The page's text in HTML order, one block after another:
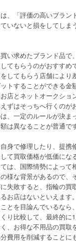
、「評価の高いブラ
いないと損をしてしま
い求めたブランド品
てもらうのがおすすめ
してもらう店舗によ
トすることができる金
店とネットオークシ
ずはそっちへ行くのが
、一定のルールが決
は異なることが普通です
身で修理したり、提
て買取価格が低価にな
は、国際情勢によっ
様な背景があるので、
失敗すると、指輪の
お店はないといえます。
とを目論んでいるな
り比較して、最終的に
、お得な不用品の買
費用を削減することに